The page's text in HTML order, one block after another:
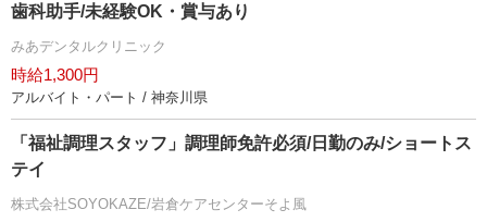
歯科助手/未経験OK・賞与あり
みあデンタルクリニック
時給1,300円
アルバイト・パート / 神奈川県
「福祉調理スタッフ」調理師免許必須/日勤のみ/ショートス
テイ
株式会社SOYOKAZE/岩倉ケアセンターそよ風